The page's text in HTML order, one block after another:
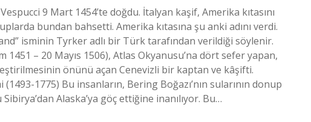
9 Mart 1454’te doğdu. İtalyan kaşif, Amerika kıtasını
bundan bahsetti. Amerika kıtasına şu anki adını verdi.
isminin Tyrker adlı bir Türk tarafından verildiği söylenir.
1451 – 20 Mayıs 1506), Atlas Okyanusu’na dört sefer yapan,
önünü açan Cenevizli bir kaptan ve kâşifti.
1775) Bu insanların, Bering Boğazı’nın sularının donup
Alaska’ya göç ettiğine inanılıyor. Bu…